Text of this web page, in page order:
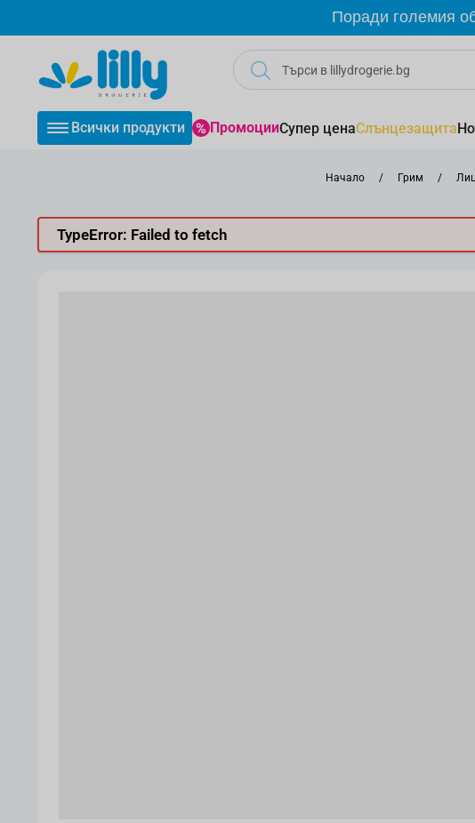
Поради големия
Всички продукти ПромоцииСупер ценаСлънцезащита
Начало / Грим /
TypeError: Failed to fetch